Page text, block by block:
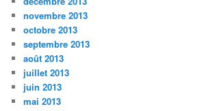
novembre 2013
octobre 2013
septembre 2013
août 2013
juillet 2013
juin 2013
mai 2013